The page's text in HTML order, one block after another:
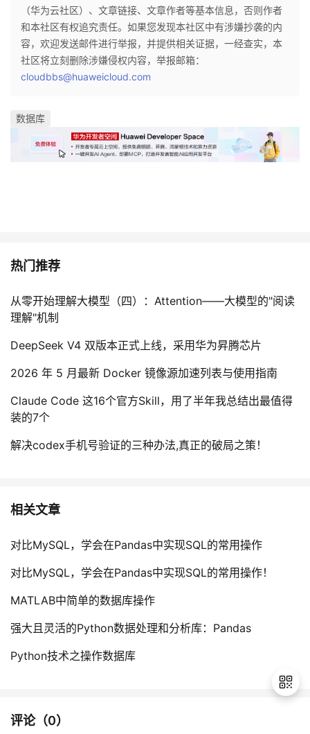
（华为云社区）、文章链接、文章作者等基本信息，否则作者
和本社区有权追究责任。如果您发现本社区中有涉嫌抄袭的内
容，欢迎发送邮件进行举报，并提供相关证据，一经查实，本
社区将立刻删除涉嫌侵权内容，举报邮箱：
cloudbbs@huaweicloud.com
数据库
热门推荐
从零开始理解大模型（四）：Attention——大模型的"阅读
理解"机制
DeepSeek V4 双版本正式上线，采用华为昇腾芯片
2026 年 5 月最新 Docker 镜像源加速列表与使用指南
Claude Code 这16个官方Skill，用了半年我总结出最值得
装的7个
解决codex手机号验证的三种办法,真正的破局之策！
相关文章
对比MySQL，学会在Pandas中实现SQL的常用操作
对比MySQL，学会在Pandas中实现SQL的常用操作！
MATLAB中简单的数据库操作
强大且灵活的Python数据处理和分析库：Pandas
Python技术之操作数据库
评论（0）